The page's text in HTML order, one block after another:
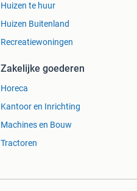
Huizen te huur
Huizen Buitenland
Recreatiewoningen
Zakelijke goederen
Horeca
Kantoor en Inrichting
Machines en Bouw
Tractoren